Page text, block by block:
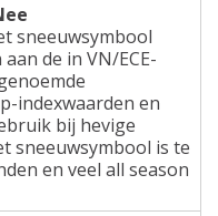
sneeuwsymbool
de in VN/ECE-
indexwaarden en
bij hevige
sneeuwsymbool is te
en veel all season